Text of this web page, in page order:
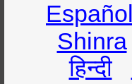
Español
Shinra
हिन्दी